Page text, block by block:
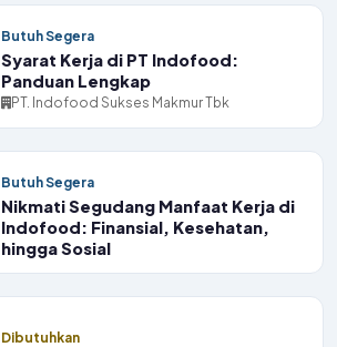
Butuh Segera
Syarat Kerja di PT Indofood:
Panduan Lengkap
PT. Indofood Sukses Makmur Tbk
Butuh Segera
Nikmati Segudang Manfaat Kerja di
Indofood: Finansial, Kesehatan,
hingga Sosial
Dibutuhkan